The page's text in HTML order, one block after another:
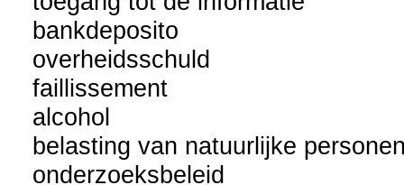
bankdeposito
overheidsschuld
faillissement
alcohol
belasting van natuurlijke
onderzoeksbeleid